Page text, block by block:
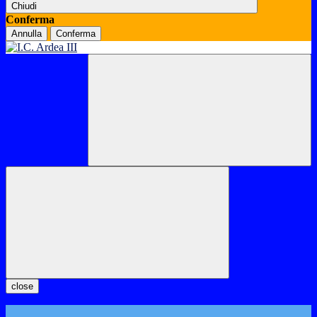
Chiudi
Conferma
Annulla Conferma
close